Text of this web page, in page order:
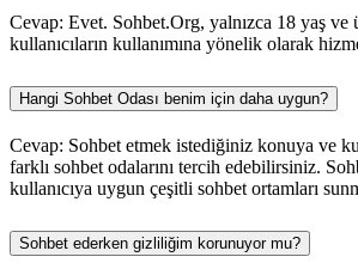
Cevap: Evet. Sohbet.Org, yalnızca 18 yaş ve
kullanıcıların kullanımına yönelik olarak
Hangi Sohbet Odası benim için daha uygun?
Cevap: Sohbet etmek istediğiniz konuya ve
farklı sohbet odalarını tercih edebilirsiniz.
kullanıcıya uygun çeşitli sohbet ortamları
Sohbet ederken gizliliğim korunuyor mu?